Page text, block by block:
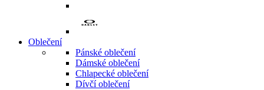
Oblečení
Pánské oblečení
Dámské oblečení
Chlapecké oblečení
Dívčí oblečení